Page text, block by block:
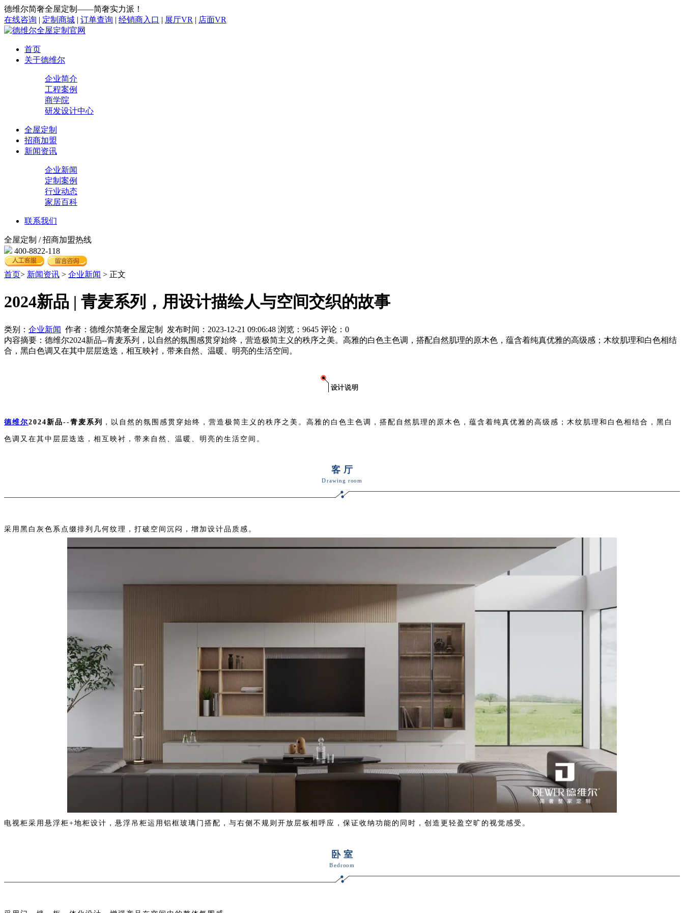
德维尔简奢全屋定制——简奢实力派！
在线咨询 | 定制商城 | 订单查询 | 经销商入口 | 展厅VR | 店面VR
首页
关于德维尔
企业简介
工程案例
商学院
研发设计中心
全屋定制
招商加盟
新闻资讯
企业新闻
定制案例
行业动态
家居百科
联系我们
全屋定制 / 招商加盟热线
400-8822-118
首页> 新闻资讯 > 企业新闻 > 正文
2024新品 | 青麦系列，用设计描绘人与空间交织的故事
类别： 企业新闻 作者：德维尔简奢全屋定制 发布时间：2023-12-21 09:06:48 浏览：9645 评论：0
内容摘要： 德维尔2024新品--青麦系列，以自然的氛围感贯穿始终，营造极简主义的秩序之美。高雅的白色主色调，搭配自然肌理的原木色，蕴含着纯真优雅的高级感；木纹肌理和白色相结
合，黑白色调又在其中层层迭迭，相互映衬，带来自然、温暖、明亮的生活空间。
设计说明
德维尔2024新品--青麦系列 ， 以自然的氛围感贯穿始终， 营造极简主 义的秩序之美 。 高雅的白色主色调，搭配自然肌理的原木色，蕴含着纯真优 雅的高级感 ； 木纹肌理和白色相结合，黑白
色调又在其中层层迭 迭，相互映衬，带来自然、温暖、明亮的生活空间。
客厅
Drawing room
采用黑白灰色系点缀排列几何纹理，打破空间沉闷，增加设计品质感。
电视柜采用悬浮柜+地柜设计，悬浮吊柜运用铝框玻 璃门搭配，与右侧不规则开放层板相呼应，保证收纳功能的同时， 创造更轻盈空旷的视觉感受。
卧室
Bedroom